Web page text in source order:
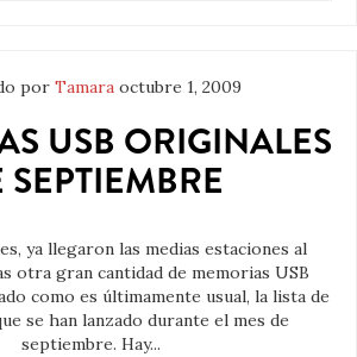
por Tamara octubre 1, 2009
USB ORIGINALES
SEPTIEMBRE
ya llegaron las medias estaciones al
otra gran cantidad de memorias USB
como es últimamente usual, la lista de
se han lanzado durante el mes de
septiembre. Hay...